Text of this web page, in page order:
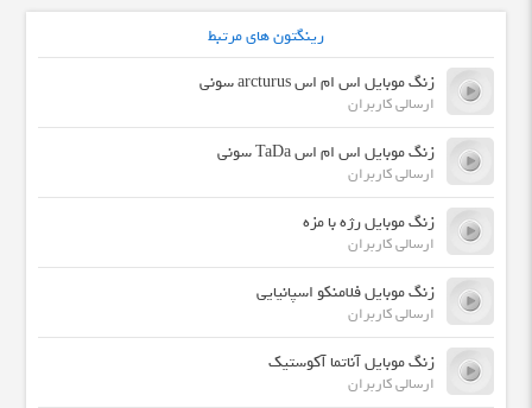
رینگتون های مرتبط
زنگ موبایل اس ام اس arcturus سونی
ارسالی کاربران
زنگ موبایل اس ام اس TaDa سونی
ارسالی کاربران
زنگ موبایل رژه با مزه
ارسالی کاربران
زنگ موبایل فلامنکو اسپانیایی
ارسالی کاربران
زنگ موبایل آناتما آکوستیک
ارسالی کاربران